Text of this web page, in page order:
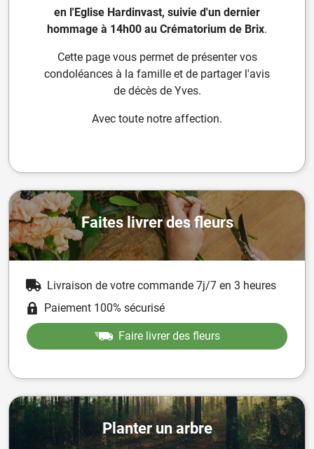
en l'Eglise Hardinvast, suivie d'un dernier
hommage à 14h00 au Crématorium de Brix.
Cette page vous permet de présenter vos
condoléances à la famille et de partager l'avis
de décès de Yves.
Avec toute notre affection.
Faites livrer des fleurs
Livraison de votre commande 7j/7 en 3 heures
Paiement 100% sécurisé
Faire livrer des fleurs
Planter un arbre